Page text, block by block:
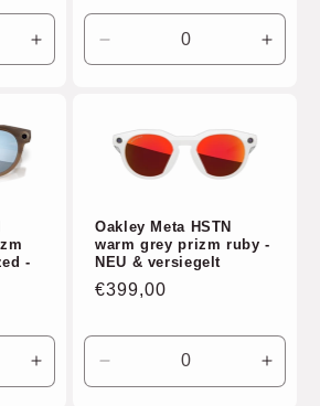
Erhöhe
die
Preis
Verringere
die
Default
Title
die
-
Erhöhe
die
Oakley Meta HSTN
warm grey prizm ruby -
NEU & versiegelt
Normaler
€399,00
Verringere
die
die